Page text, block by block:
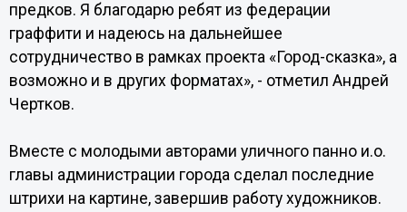
предков. Я благодарю ребят из федерации
граффити и надеюсь на дальнейшее
сотрудничество в рамках проекта «Город-сказка», а
возможно и в других форматах», - отметил Андрей
Чертков.
Вместе с молодыми авторами уличного панно и.о.
главы администрации города сделал последние
штрихи на картине, завершив работу художников.